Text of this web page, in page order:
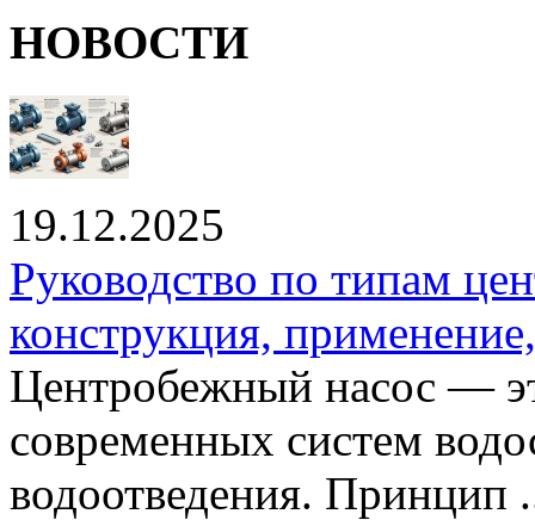
НОВОСТИ
19.12.2025
Руководство по типам
конструкция,
Центробежный насос —
современных систем
водоотведения. Принцип